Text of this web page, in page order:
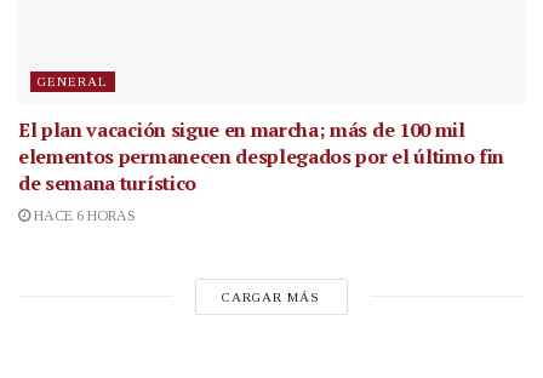
GENERAL
El plan vacación sigue en marcha; más de 100 mil
elementos permanecen desplegados por el último fin
de semana turístico
HACE 6 HORAS
CARGAR MÁS